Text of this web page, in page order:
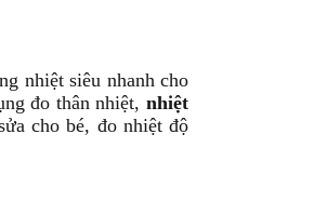
nhiệt siêu nhanh cho
đo thân nhiệt,nhiệt
cho bé, đo nhiệt độ